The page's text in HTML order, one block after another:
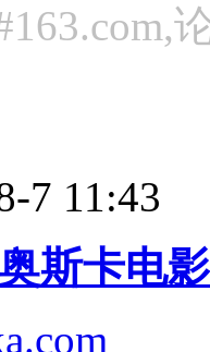
7 11:43
斯卡电